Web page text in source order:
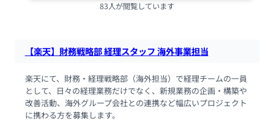
83人が閲覧しています
【楽天】財務戦略部 経理スタッフ 海外事業担当
楽天にて、財務・経理戦略部（海外担当）で経理チームの一員
として、日々の経理業務だけでなく、新規業務の企画・構築や
改善活動、海外グループ会社との連携など幅広いプロジェクト
に携わる方を募集します。